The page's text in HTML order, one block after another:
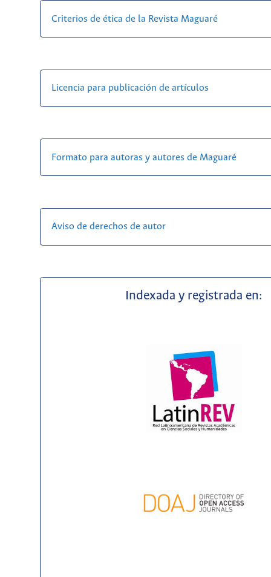
Criterios de ética de la Revista Maguaré
Licencia para publicación de artículos
Formato para autoras y autores de Maguaré
Aviso de derechos de autor
Indexada y registrada en: